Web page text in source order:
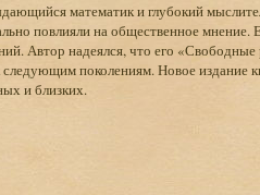
математик и глубокий
повлияли на общественное мнение.
Автор надеялся, что его
поколениям. Новое издание
и близких.